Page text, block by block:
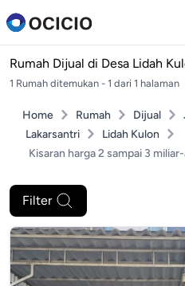
Rumah Dijual di Desa Lidah
1 Rumah ditemukan - 1 dari 1 halaman
Home Rumah Dijual
Lakarsantri
Lidah Kulon
Kisaran harga 2 sampai 3
Filter